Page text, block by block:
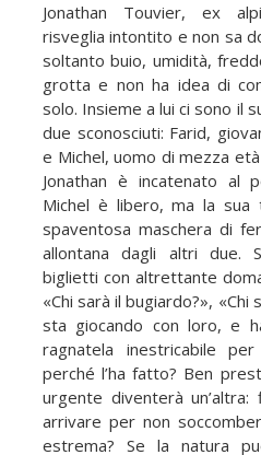
Jonathan Touvier, ex
risveglia intontito e non sa
soltanto buio, umidità,
grotta e non ha idea di
solo. Insieme a lui ci sono il
due sconosciuti: Farid,
e Michel, uomo di mezza
Jonathan è incatenato al
Michel è libero, ma la
spaventosa maschera di
allontana dagli altri due.
biglietti con altrettante
«Chi sarà il bugiardo?», «Chi
sta giocando con loro, e
ragnatela inestricabile
perché l’ha fatto? Ben
urgente diventerà
arrivare per non
estrema? Se la natura